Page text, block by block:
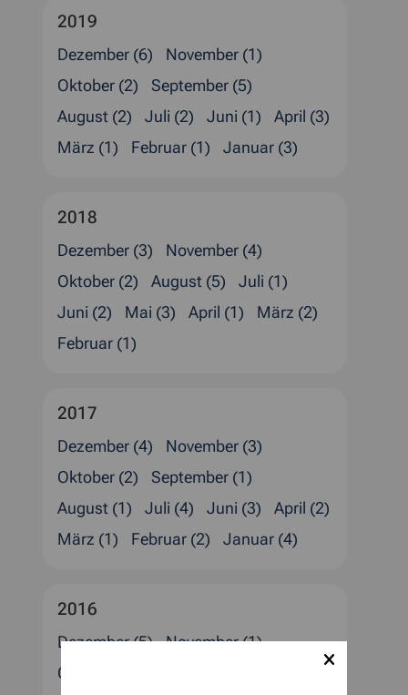
2019
Dezember (6)
November (1)
Oktober (2)
September (5)
August (2)
Juli (2) Juni (1)
April (3)
März (1)
Februar (1) Januar (3)
2018
Dezember (3)
November (4)
Oktober (2)
August (5)
Juli (1)
Juni (2)
Mai (3) April (1)
März (2)
Februar (1)
2017
Dezember (4)
November (3)
Oktober (2)
September (1)
August (1)
Juli (4) Juni (3)
April (2)
März (1)
Februar (2) Januar (4)
2016
Dezember (5)
November (1)
Oktober (1)